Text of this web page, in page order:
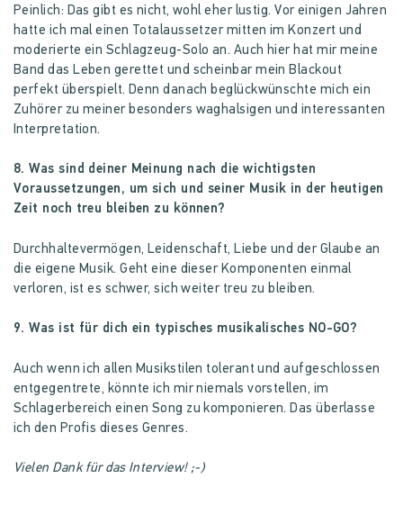
Peinlich: Das gibt es nicht, wohl eher lustig. Vor einigen Jahren
hatte ich mal einen Totalaussetzer mitten im Konzert und
moderierte ein Schlagzeug-Solo an. Auch hier hat mir meine
Band das Leben gerettet und scheinbar mein Blackout
perfekt überspielt. Denn danach beglückwünschte mich ein
Zuhörer zu meiner besonders waghalsigen und interessanten
Interpretation.
8. Was sind deiner Meinung nach die wichtigsten
Voraussetzungen, um sich und seiner Musik in der heutigen
Zeit noch treu bleiben zu können?
Durchhaltevermögen, Leidenschaft, Liebe und der Glaube an
die eigene Musik. Geht eine dieser Komponenten einmal
verloren, ist es schwer, sich weiter treu zu bleiben.
9. Was ist für dich ein typisches musikalisches NO-GO?
Auch wenn ich allen Musikstilen tolerant und aufgeschlossen
entgegentrete, könnte ich mir niemals vorstellen, im
Schlagerbereich einen Song zu komponieren. Das überlasse
ich den Profis dieses Genres.
Vielen Dank für das Interview! ;-)